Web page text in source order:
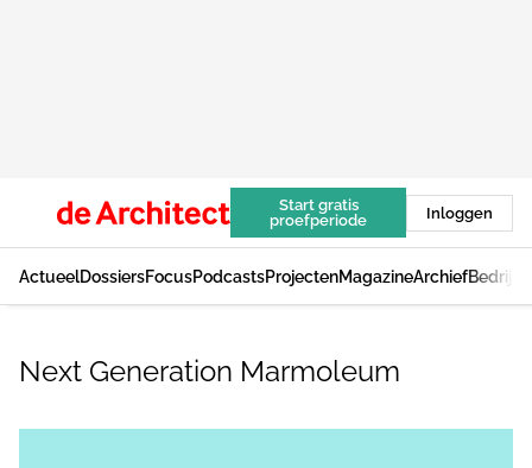
Start gratis
proefperiode
Inloggen
ActueelDossiersFocusPodcastsProjectenMagazineArchief
Next Generation Marmoleum